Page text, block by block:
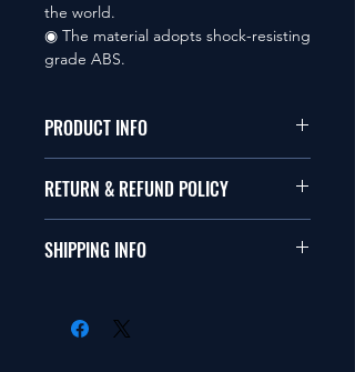
the world.
◉ The material adopts shock-resisting
grade ABS.
PRODUCT INFO
本品は1/10サイズのラジオコント
This items fit in with 1/10 sizes of
RETURN & REFUND POLICY
商品に明らかな欠陥がないかぎり
isn't accepted in goods.
SHIPPING INFO
します。海外への出荷は入金確認